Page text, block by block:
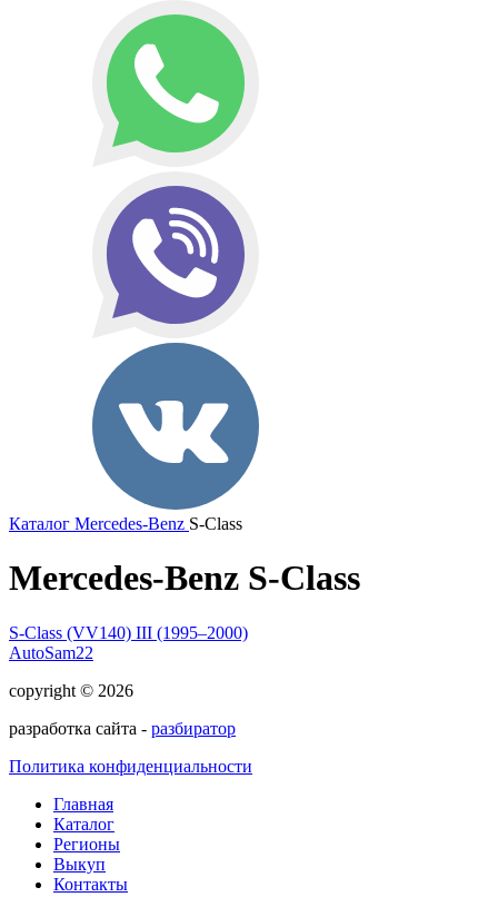
Каталог Mercedes-Benz S-Class
Mercedes-Benz S-Class
S-Class (VV140) III (1995–2000)
AutoSam22
copyright © 2026
разработка сайта - разбиратор
Политика конфиденциальности
Главная
Каталог
Регионы
Выкуп
Контакты